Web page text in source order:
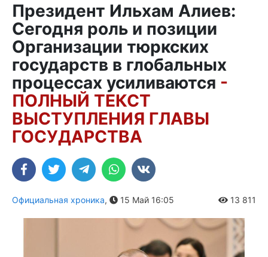
Президент Ильхам Алиев:
Сегодня роль и позиции
Организации тюркских
государств в глобальных
процессах усиливаются -
ПОЛНЫЙ ТЕКСТ
ВЫСТУПЛЕНИЯ ГЛАВЫ
ГОСУДАРСТВА
Официальная хроника, 15 Май 16:05 13 811